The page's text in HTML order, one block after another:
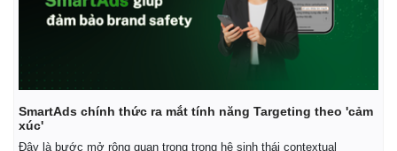
SmartAds chính thức ra mắt tính năng Targeting theo 'cảm
xúc'
Đây là bước mở rộng quan trọng trong hệ sinh thái contextual